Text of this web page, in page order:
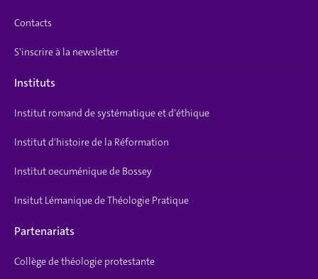
Contacts
S'inscrire à la newsletter
Instituts
Institut romand de systématique et d'éthique
Institut d'histoire de la Réformation
Institut oecuménique de Bossey
Insitut Lémanique de Théologie Pratique
Partenariats
Collège de théologie protestante